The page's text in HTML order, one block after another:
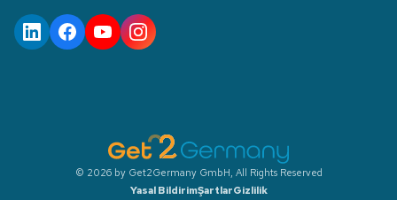
© 2026 by Get2Germany GmbH, All Rights Reserved
Yasal BildirimŞartlarGizlilik